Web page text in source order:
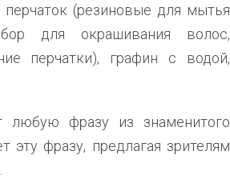
(резиновые для мытья
для окрашивания волос,
перчатки), графин с водой,
любую фразу из знаменитого
фразу, предлагая зрителям